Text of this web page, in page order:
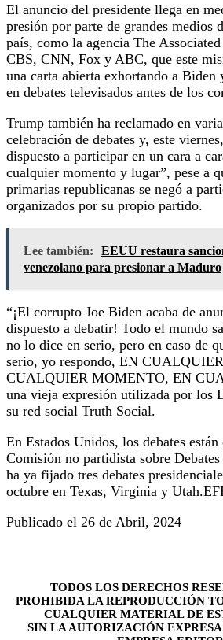
El anuncio del presidente llega en
presión por parte de grandes medios
país, como la agencia The
CBS, CNN, Fox y ABC, que este
una carta abierta exhortando a
en debates televisados antes de los
Trump también ha reclamado en
celebración de debates y, este
dispuesto a participar en un cara a
cualquier momento y lugar”, pese a
primarias republicanas se negó a
organizados por su propio partido.
Lee también:
EEUU restaura
venezolano para presionar a Maduro
“¡El corrupto Joe Biden acaba de
dispuesto a debatir! Todo el mundo
no lo dice en serio, pero en caso de
serio, yo respondo, EN
CUALQUIER MOMENTO, EN
una vieja expresión utilizada por los
su red social Truth Social.
En Estados Unidos, los debates
Comisión no partidista sobre
ha ya fijado tres debates
octubre en Texas, Virginia y
Publicado el 26 de Abril, 2024
TODOS LOS DERECHOS
PROHIBIDA LA REPRODUCCIÓN
CUALQUIER MATERIAL DE
SIN LA AUTORIZACIÓN